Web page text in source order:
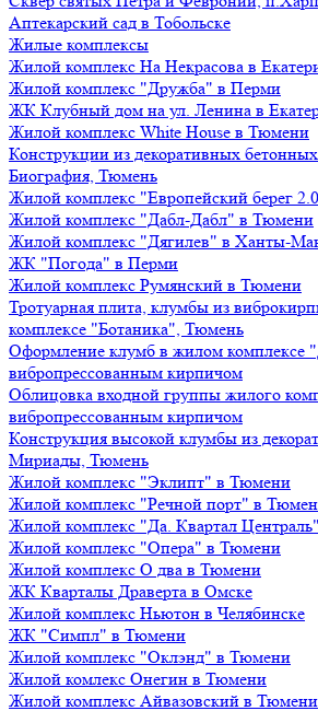
Аптекарский сад в Тобольске
Жилые комплексы
Жилой комплекс На Некрасова в
Жилой комплекс "Дружба" в Перми
ЖК Клубный дом на ул. Ленина в
Жилой комплекс White House в Тюмени
Конструкции из декоративных
Биография, Тюмень
Жилой комплекс "Европейский берег
Жилой комплекс "Дабл-Дабл" в Тюмени
Жилой комплекс "Дягилев" в Ханты-
ЖК "Погода" в Перми
Жилой комплекс Румянский в Тюмени
Тротуарная плита, клумбы из
комплексе "Ботаника", Тюмень
Оформление клумб в жилом комплексе
вибропрессованным кирпичом
Облицовка входной группы жилого
вибропрессованным кирпичом
Конструкция высокой клумбы из
Мириады, Тюмень
Жилой комплекс "Эклипт" в Тюмени
Жилой комплекс "Речной порт" в
Жилой комплекс "Да. Квартал
Жилой комплекс "Опера" в Тюмени
Жилой комплекс О два в Тюмени
ЖК Кварталы Драверта в Омске
Жилой комплекс Ньютон в Челябинске
ЖК "Симпл" в Тюмени
Жилой комплекс "Оклэнд" в Тюмени
Жилой комлекс Онегин в Тюмени
Жилой комплекс Айвазовский в Тюмени